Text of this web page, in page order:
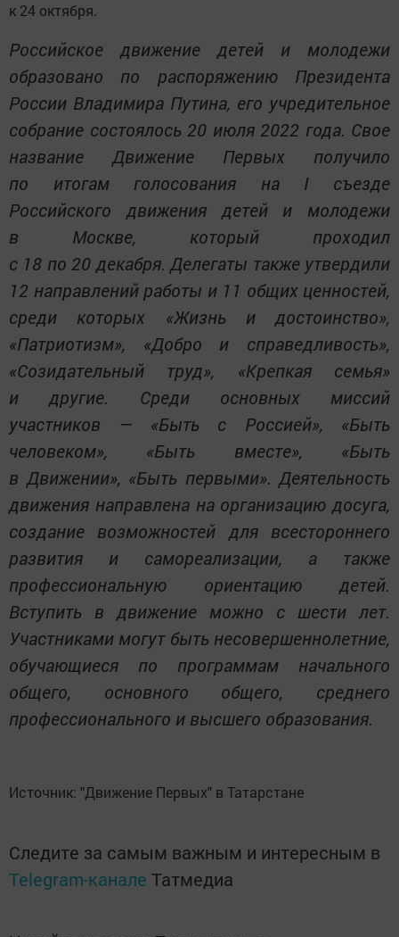
к 24 октября.
Российское движение детей и молодежи
образовано по распоряжению Президента
России Владимира Путина, его учредительное
собрание состоялось 20 июля 2022 года. Свое
название Движение Первых получило
по итогам голосования на I съезде
Российского движения детей и молодежи
в Москве, который проходил
с 18 по 20 декабря. Делегаты также утвердили
12 направлений работы и 11 общих ценностей,
среди которых «Жизнь и достоинство»,
«Патриотизм», «Добро и справедливость»,
«Созидательный труд», «Крепкая семья»
и другие. Среди основных миссий
участников — «Быть с Россией», «Быть
человеком», «Быть вместе», «Быть
в Движении», «Быть первыми». Деятельность
движения направлена на организацию досуга,
создание возможностей для всестороннего
развития и самореализации, а также
профессиональную ориентацию детей.
Вступить в движение можно с шести лет.
Участниками могут быть несовершеннолетние,
обучающиеся по программам начального
общего, основного общего, среднего
профессионального и высшего образования.
Источник: "Движение Первых" в Татарстане
Следите за самым важным и интересным в
Telegram-канале Татмедиа